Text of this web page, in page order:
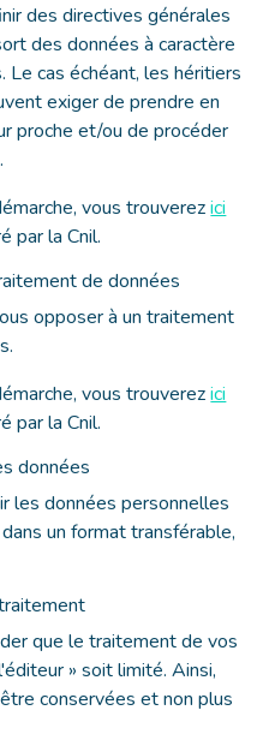
des directives générales
des données à caractère
cas échéant, les héritiers
exiger de prendre en
proche et/ou de procéder
vous trouverezici
par la Cnil.
de données
opposer à un traitement
vous trouverezici
par la Cnil.
données
les données personnelles
un format transférable,
que le traitement de vos
» soit limité. Ainsi,
conservées et non plus